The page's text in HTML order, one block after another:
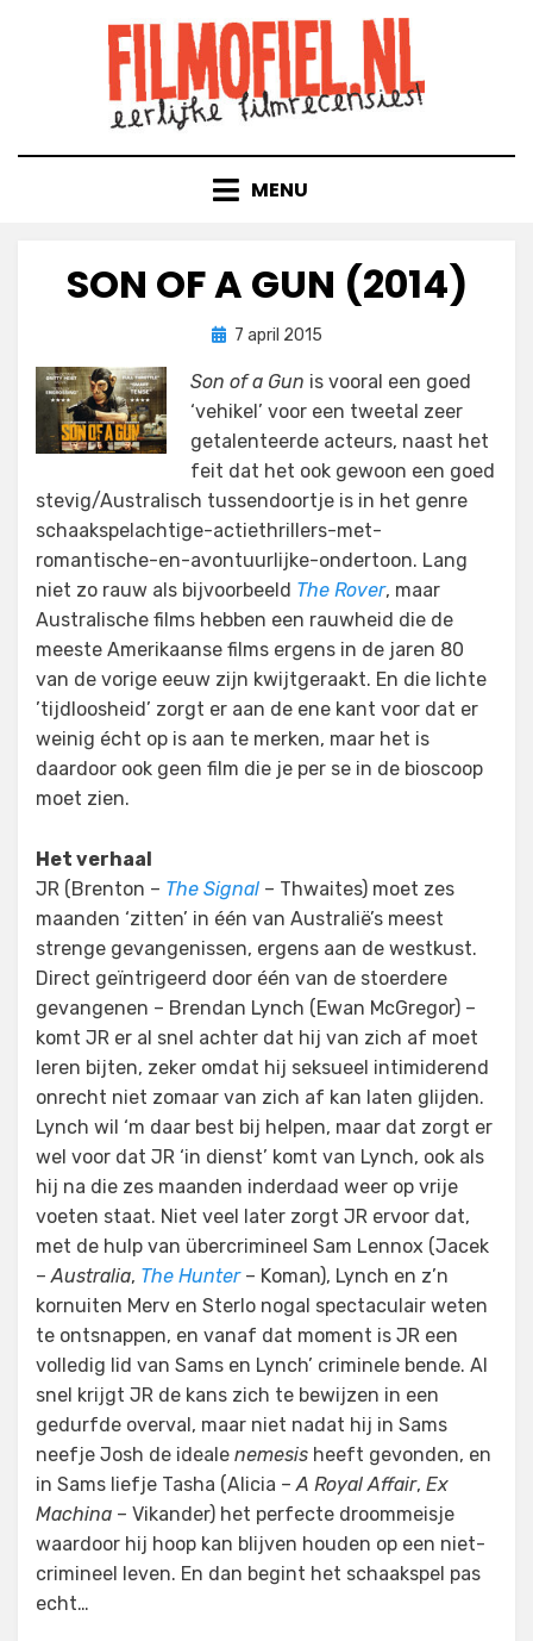
MENU
SON OF A GUN (2014)
doorFilmofiel.nl
Geplaatst
7 april 2015
Son of a Gun is vooral een goed
‘vehikel’ voor een tweetal zeer
getalenteerde acteurs, naast het
feit dat het ook gewoon een goed
stevig/Australisch tussendoortje is in het genre
schaakspelachtige-actiethrillers-met-
romantische-en-avontuurlijke-ondertoon. Lang
niet zo rauw als bijvoorbeeld The Rover, maar
Australische films hebben een rauwheid die de
meeste Amerikaanse films ergens in de jaren 80
van de vorige eeuw zijn kwijtgeraakt. En die lichte
’tijdloosheid’ zorgt er aan de ene kant voor dat er
weinig écht op is aan te merken, maar het is
daardoor ook geen film die je per se in de bioscoop
moet zien.
Het verhaal
JR (Brenton – The Signal – Thwaites) moet zes
maanden ‘zitten’ in één van Australië’s meest
strenge gevangenissen, ergens aan de westkust.
Direct geïntrigeerd door één van de stoerdere
gevangenen – Brendan Lynch (Ewan McGregor) –
komt JR er al snel achter dat hij van zich af moet
leren bijten, zeker omdat hij seksueel intimiderend
onrecht niet zomaar van zich af kan laten glijden.
Lynch wil ‘m daar best bij helpen, maar dat zorgt er
wel voor dat JR ‘in dienst’ komt van Lynch, ook als
hij na die zes maanden inderdaad weer op vrije
voeten staat. Niet veel later zorgt JR ervoor dat,
met de hulp van übercrimineel Sam Lennox (Jacek
–Australia, The Hunter– Koman), Lynch en z’n
kornuiten Merv en Sterlo nogal spectaculair weten
te ontsnappen, en vanaf dat moment is JR een
volledig lid van Sams en Lynch’ criminele bende. Al
snel krijgt JR de kans zich te bewijzen in een
gedurfde overval, maar niet nadat hij in Sams
neefje Josh de ideale nemesis heeft gevonden, en
in Sams liefje Tasha (Alicia –A Royal Affair, Ex
Machina – Vikander) het perfecte droommeisje
waardoor hij hoop kan blijven houden op een niet-
crimineel leven. En dan begint het schaakspel pas
echt…